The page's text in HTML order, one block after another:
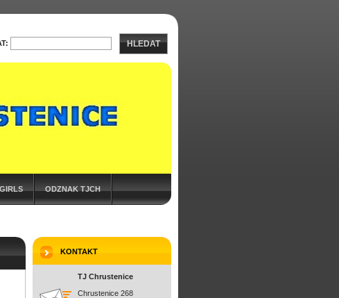
GIRLS ODZNAK TJCH
KONTAKT
TJ Chrustenice
Chrustenice 268
HLEDAT